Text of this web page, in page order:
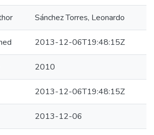
Sánchez Torres, Leonardo
2013-12-06T19:48:15Z
2010
2013-12-06T19:48:15Z
2013-12-06